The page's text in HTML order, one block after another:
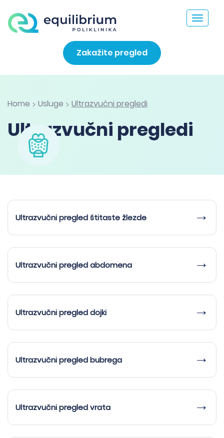
Toggle
Zakažite pregled
Home > Usluge > Ultrazvučni pregledi
Ultrazvučni pregledi
Ultrazvučni pregled štitaste žlezde
Ultrazvučni pregled abdomena
Ultrazvučni pregled dojki
Ultrazvučni pregled bubrega
Ultrazvučni pregled vrata